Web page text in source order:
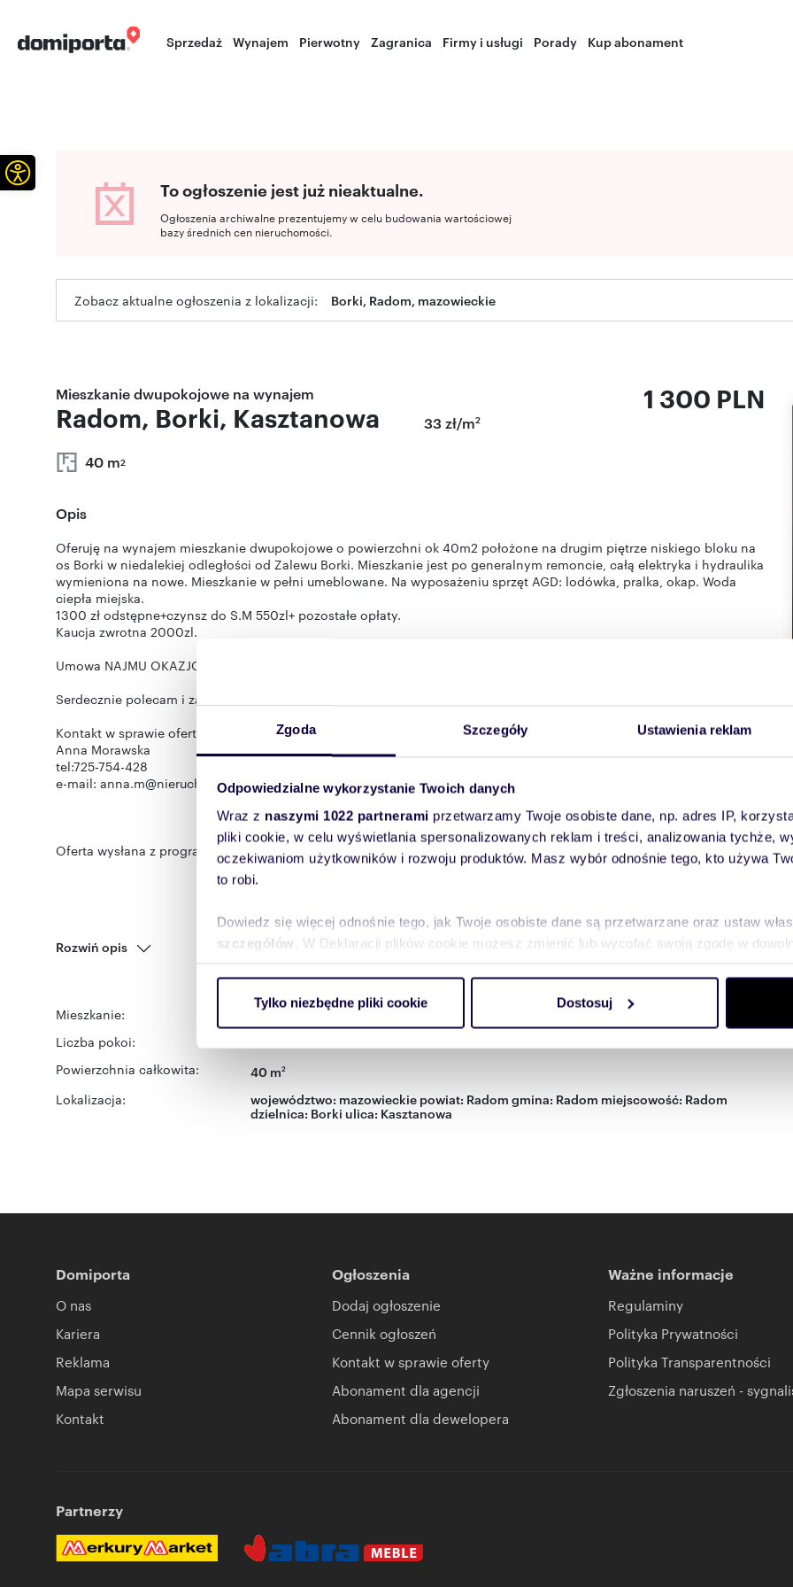
Zgoda Szczegóły Ustawienia reklam
Odpowiedzialne wykorzystanie Twoich danych
Wraz z naszymi 1022 partnerami przetwarzamy Twoje osobiste dane, np. adres IP,
pliki cookie, w celu wyświetlania spersonalizowanych reklam i treści, analizowania tychże,
oczekiwaniom użytkowników i rozwoju produktów. Masz wybór odnośnie tego, kto używa
to robi.
Dowiedz się więcej odnośnie tego, jak Twoje osobiste dane są przetwarzane oraz ustaw
szczegółów . W Deklaracji plików cookie możesz zmienić lub wycofać swoją zgodę w
ruch w naszej witrynie. Informacje o tym, jak korzystasz z naszej witryny, udostępniamy
reklamowym i analitycznym. Partnerzy mogą połączyć te informacje z innymi danymi
uzyskanymi podczas korzystania z ich usług.
Tylko niezbędne pliki cookie Dostosuj
Sprzedaż Wynajem Pierwotny Zagranica Firmy i usługi Porady Kup abonament
To ogłoszenie jest już nieaktualne.
Ogłoszenia archiwalne prezentujemy w celu budowania wartościowej
bazy średnich cen nieruchomości.
Zobacz aktualne ogłoszenia z lokalizacji: Borki, Radom, mazowieckie
Mieszkanie dwupokojowe na wynajem
Radom, Borki, Kasztanowa
40 m2
1 300 PLN
33 zł/m2
Opis
Oferuję na wynajem mieszkanie dwupokojowe o powierzchni ok 40m2 położone na drugim piętrze niskiego bloku na
os Borki w niedalekiej odległości od Zalewu Borki. Mieszkanie jest po generalnym remoncie, całą elektryka i hydraulika
wymieniona na nowe. Mieszkanie w pełni umeblowane. Na wyposażeniu sprzęt AGD: lodówka, pralka, okap. Woda
ciepła miejska.
1300 zł odstępne+czynsz do S.M 550zl+ pozostałe opłaty.
Kaucja zwrotna 2000zl.
Umowa NAJMU OKAZJONALNEGO na min. 1 rok z możliwością przedłużenia umowy.
Serdecznie polecam i zapraszam zainteresowane osoby do kontaktu i na prezentację.
Kontakt w sprawie oferty:
Anna Morawska
tel:725-754-428
e-mail: anna.m@nieruchomosci-sweethome.pl
Oferta wysłana z programu dla biur nieruchomości ASARI CRM (asaricrm.com)
Rozwiń opis
Mieszkanie: na wynajem
Liczba pokoi:
Powierzchnia całkowita: 40 m2
Lokalizacja: województwo: mazowieckie powiat: Radom gmina: Radom miejscowość: Radom
dzielnica: Borki ulica: Kasztanowa
Domiporta
O nas
Kariera
Reklama
Mapa serwisu
Kontakt
Ogłoszenia
Dodaj ogłoszenie
Cennik ogłoszeń
Kontakt w sprawie oferty
Abonament dla agencji
Abonament dla dewelopera
Ważne informacje
Regulaminy
Polityka Prywatności
Polityka Transparentności
Zgłoszenia naruszeń -
Partnerzy
Otwórz pasek narzędzi